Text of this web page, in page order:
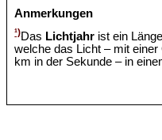
Anmerkungen
¹)Das Lichtjahr ist ein
welche das Licht – mit
km in der Sekunde – in